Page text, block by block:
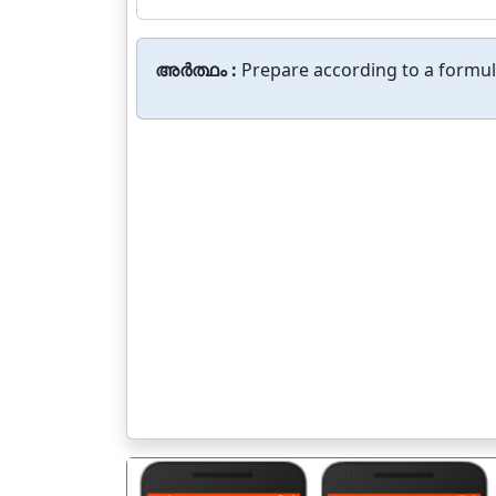
അർത്ഥം : Prepare according to a